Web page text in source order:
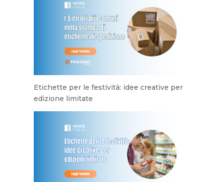
Etichette per le festività: idee creative per
edizione limitate